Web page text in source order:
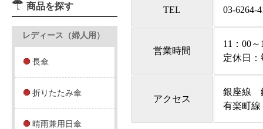
商品を探す
レディース（婦人用）
長傘
折りたたみ傘
晴雨兼用日傘
TEL 03-6264-
営業時間
11：00～
定休日
アクセス
銀座線
有楽町